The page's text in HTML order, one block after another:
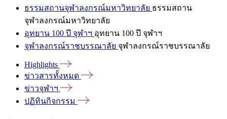
ธรรมสถานจุฬาลงกรณ์มหาวิทยาลัย ธรรมสถาน
จุฬาลงกรณ์มหาวิทยาลัย
อุทยาน 100 ปี จุฬาฯ อุทยาน 100 ปี จุฬาฯ
จุฬาลงกรณ์ราชบรรณาลัย จุฬาลงกรณ์ราชบรรณาลัย
Highlights
ข่าวสารทั้งหมด
ข่าวจุฬาฯ
ปฏิทินกิจกรรม